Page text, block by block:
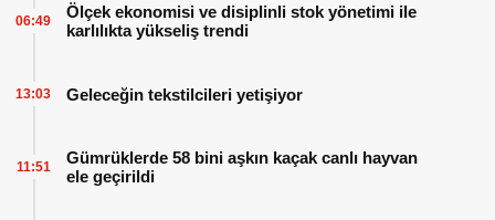
Ölçek ekonomisi ve disiplinli stok yönetimi ile
karlılıkta yükseliş trendi
06:49
Geleceğin tekstilcileri yetişiyor
13:03
Gümrüklerde 58 bini aşkın kaçak canlı hayvan
ele geçirildi
11:51